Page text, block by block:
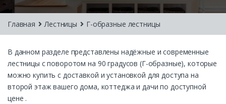
Главная Лестницы Г-образные лестницы
В данном разделе представлены надёжные и современные
лестницы с поворотом на 90 градусов (Г-образные), которые
можно купить с доставкой и установкой для доступа на
второй этаж вашего дома, коттеджа и дачи по доступной
цене .